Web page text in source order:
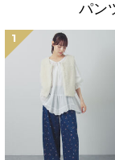
パン
1